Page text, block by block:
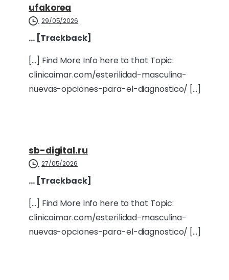
ufakorea
29/05/2026
… [Trackback]
[…] Find More Info here to that Topic:
clinicaimar.com/esterilidad-masculina-
nuevas-opciones-para-el-diagnostico/ […]
sb-digital.ru
27/05/2026
… [Trackback]
[…] Find More Info here to that Topic:
clinicaimar.com/esterilidad-masculina-
nuevas-opciones-para-el-diagnostico/ […]